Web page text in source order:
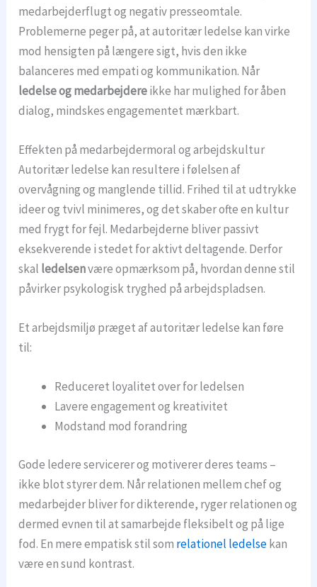
medarbejderflugt og negativ presseomtale.
Problemerne peger på, at autoritær ledelse kan virke
mod hensigten på længere sigt, hvis den ikke
balanceres med empati og kommunikation. Når
ledelse og medarbejdereikke har mulighed for åben
dialog, mindskes engagementet mærkbart.
Effekten på medarbejdermoral og arbejdskultur
Autoritær ledelse kan resultere i følelsen af
overvågning og manglende tillid. Frihed til at udtrykke
ideer og tvivl minimeres, og det skaber ofte en kultur
med frygt for fejl. Medarbejderne bliver passivt
eksekverende i stedet for aktivt deltagende. Derfor
skal ledelsenvære opmærksom på, hvordan denne stil
påvirker psykologisk tryghed på arbejdspladsen.
Et arbejdsmiljø præget af autoritær ledelse kan føre
til:
Reduceret loyalitet over for ledelsen
Lavere engagement og kreativitet
Modstand mod forandring
Gode ledere servicerer og motiverer deres teams –
ikke blot styrer dem. Når relationen mellem chef og
medarbejder bliver for dikterende, ryger relationen og
dermed evnen til at samarbejde fleksibelt og på lige
fod. En mere empatisk stil som relationel ledelsekan
være en sund kontrast.